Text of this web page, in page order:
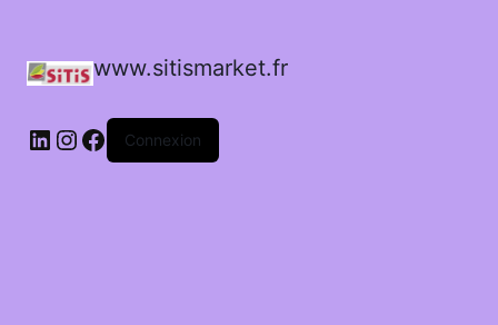
www.sitismarket.fr
LinkedIn
Instagram
Facebook
Connexion